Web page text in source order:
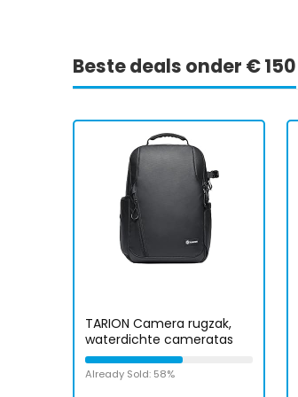
Beste deals onder € 150
TARION Camera rugzak,
waterdichte cameratas
met 14 ”
laptopcompartiment,
Already Sold: 58%